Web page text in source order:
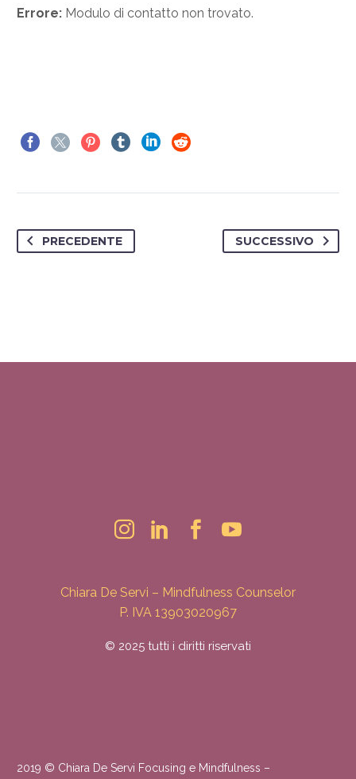
Errore: Modulo di contatto non trovato.
PRECEDENTE SUCCESSIVO
Chiara De Servi – Mindfulness Counselor
P. IVA 13903020967
© 2025 tutti i diritti riservati
2019 © Chiara De Servi Focusing e Mindfulness –